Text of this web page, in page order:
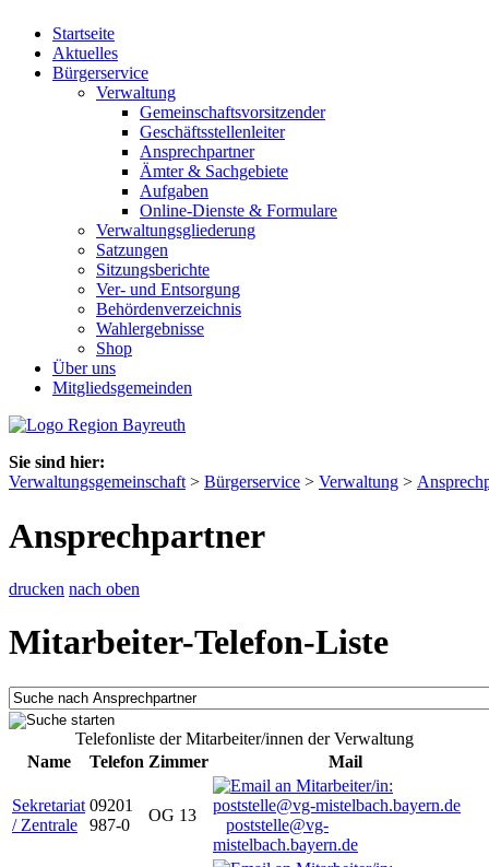
Startseite
Aktuelles
Bürgerservice
Verwaltung
Gemeinschaftsvorsitzender
Geschäftsstellenleiter
Ansprechpartner
Ämter & Sachgebiete
Aufgaben
Online-Dienste & Formulare
Verwaltungsgliederung
Satzungen
Sitzungsberichte
Ver- und Entsorgung
Behördenverzeichnis
Wahlergebnisse
Shop
Über uns
Mitgliedsgemeinden
Sie sind hier:
Verwaltungsgemeinschaft > Bürgerservice > Verwaltung >
Ansprechpartner
drucken nach oben
Mitarbeiter-Telefon-Liste
Telefonliste der Mitarbeiter/innen der Verwaltung
Name
Telefon Zimmer Mail
Sekretariat
/ Zentrale
09201
987-0
OG 13
poststelle@vg-
mistelbach.bayern.de